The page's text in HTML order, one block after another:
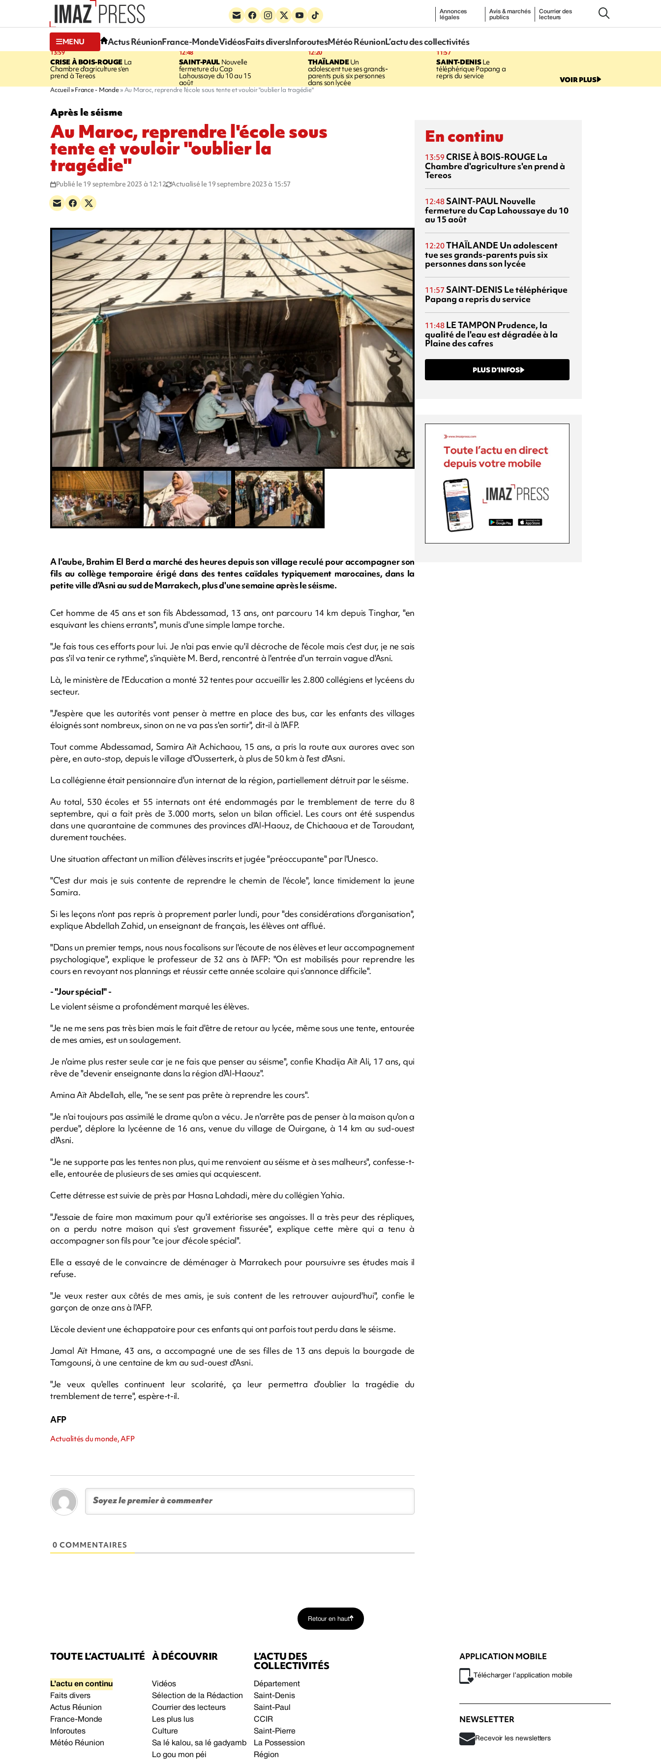
Annonces
légales
Avis & marchés
publics
Courrier des
lecteurs
MENU Actus RéunionFrance-MondeVidéosFaits diversInforoutesMétéo RéunionL’actu des collectivités
13:59
CRISE À BOIS-ROUGELa
Chambre d'agriculture s'en
prend à Tereos
12:48
SAINT-PAULNouvelle
fermeture du Cap
Lahoussaye du 10 au 15
août
12:20
THAÏLANDEUn
adolescent tue ses grands-
parents puis six personnes
dans son lycée
11:57
SAINT-DENISLe
téléphérique Papang a
repris du service VOIR PLUS
Accueil France - Monde Au Maroc, reprendre l'école sous tente et vouloir "oublier la tragédie"
Après le séisme
Au Maroc, reprendre l'école sous
tente et vouloir "oublier la
tragédie"
Publié le 19 septembre 2023 à 12:12 Actualisé le 19 septembre 2023 à 15:57
A l'aube, Brahim El Berd a marché des heures depuis son village reculé pour accompagner son
fils au collège temporaire érigé dans des tentes caïdales typiquement marocaines, dans la
petite ville d'Asni au sud de Marrakech, plus d'une semaine après le séisme.
Cet homme de 45 ans et son fils Abdessamad, 13 ans, ont parcouru 14 km depuis Tinghar, "en
esquivant les chiens errants", munis d'une simple lampe torche.
"Je fais tous ces efforts pour lui. Je n'ai pas envie qu'il décroche de l'école mais c'est dur, je ne sais
pas s'il va tenir ce rythme", s'inquiète M. Berd, rencontré à l'entrée d'un terrain vague d'Asni.
Là, le ministère de l'Education a monté 32 tentes pour accueillir les 2.800 collégiens et lycéens du
secteur.
"J'espère que les autorités vont penser à mettre en place des bus, car les enfants des villages
éloignés sont nombreux, sinon on ne va pas s'en sortir", dit-il à l'AFP.
Tout comme Abdessamad, Samira Aït Achichaou, 15 ans, a pris la route aux aurores avec son
père, en auto-stop, depuis le village d'Ousserterk, à plus de 50 km à l'est d'Asni.
La collégienne était pensionnaire d'un internat de la région, partiellement détruit par le séisme.
Au total, 530 écoles et 55 internats ont été endommagés par le tremblement de terre du 8
septembre, qui a fait près de 3.000 morts, selon un bilan officiel. Les cours ont été suspendus
dans une quarantaine de communes des provinces d'Al-Haouz, de Chichaoua et de Taroudant,
durement touchées.
Une situation affectant un million d'élèves inscrits et jugée "préoccupante" par l'Unesco.
"C'est dur mais je suis contente de reprendre le chemin de l'école", lance timidement la jeune
Samira.
Si les leçons n'ont pas repris à proprement parler lundi, pour "des considérations d'organisation",
explique Abdellah Zahid, un enseignant de français, les élèves ont afflué.
"Dans un premier temps, nous nous focalisons sur l'écoute de nos élèves et leur accompagnement
psychologique", explique le professeur de 32 ans à l'AFP: "On est mobilisés pour reprendre les
cours en revoyant nos plannings et réussir cette année scolaire qui s'annonce difficile".
- "Jour spécial" -
Le violent séisme a profondément marqué les élèves.
"Je ne me sens pas très bien mais le fait d'être de retour au lycée, même sous une tente, entourée
de mes amies, est un soulagement.
Je n'aime plus rester seule car je ne fais que penser au séisme", confie Khadija Aït Ali, 17 ans, qui
rêve de "devenir enseignante dans la région d'Al-Haouz".
Amina Aït Abdellah, elle, "ne se sent pas prête à reprendre les cours".
"Je n'ai toujours pas assimilé le drame qu'on a vécu. Je n'arrête pas de penser à la maison qu'on a
perdue", déplore la lycéenne de 16 ans, venue du village de Ouirgane, à 14 km au sud-ouest
d'Asni.
"Je ne supporte pas les tentes non plus, qui me renvoient au séisme et à ses malheurs", confesse-t-
elle, entourée de plusieurs de ses amies qui acquiescent.
Cette détresse est suivie de près par Hasna Lahdadi, mère du collégien Yahia.
"J'essaie de faire mon maximum pour qu'il extériorise ses angoisses. Il a très peur des répliques,
on a perdu notre maison qui s'est gravement fissurée", explique cette mère qui a tenu à
accompagner son fils pour "ce jour d'école spécial".
Elle a essayé de le convaincre de déménager à Marrakech pour poursuivre ses études mais il
refuse.
"Je veux rester aux côtés de mes amis, je suis content de les retrouver aujourd'hui", confie le
garçon de onze ans à l'AFP.
L'école devient une échappatoire pour ces enfants qui ont parfois tout perdu dans le séisme.
Jamal Aït Hmane, 43 ans, a accompagné une de ses filles de 13 ans depuis la bourgade de
Tamgounsi, à une centaine de km au sud-ouest d'Asni.
"Je veux qu'elles continuent leur scolarité, ça leur permettra d'oublier la tragédie du
tremblement de terre", espère-t-il.
AFP
Actualités du monde, AFP
0 COMMENTAIRES
En continu
13:59 CRISE À BOIS-ROUGE La
Chambre d'agriculture s'en prend à
Tereos
12:48 SAINT-PAULNouvelle
fermeture du Cap Lahoussaye du 10
au 15 août
12:20THAÏLANDE Un adolescent
tue ses grands-parents puis six
personnes dans son lycée
11:57 SAINT-DENIS Le téléphérique
Papang a repris du service
11:48 LE TAMPON Prudence, la
qualité de l'eau est dégradée à la
Plaine des cafres
PLUS D’INFOS
Retour en haut
TOUTE L’ACTUALITÉ
L’actu en continu
Faits divers
Actus Réunion
France-Monde
Inforoutes
Météo Réunion
À DÉCOUVRIR
Vidéos
Sélection de la Rédaction
Courrier des lecteurs
Les plus lus
Culture
Sa lé kalou, sa lé gadyamb
Lo gou mon péi
L’ACTU DES
COLLECTIVITÉS
Département
Saint-Denis
Saint-Paul
CCIR
Saint-Pierre
La Possession
Région
APPLICATION MOBILE
Télécharger l’application mobile
NEWSLETTER
Recevoir les newsletters